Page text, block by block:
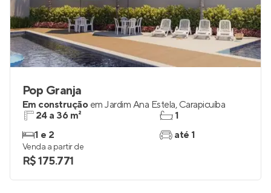
Pop Granja
Em construção em Jardim Ana Estela, Carapicuíba
24 a 36 m²
1 e 2
1
até 1
Venda a partir de
R$ 175.771